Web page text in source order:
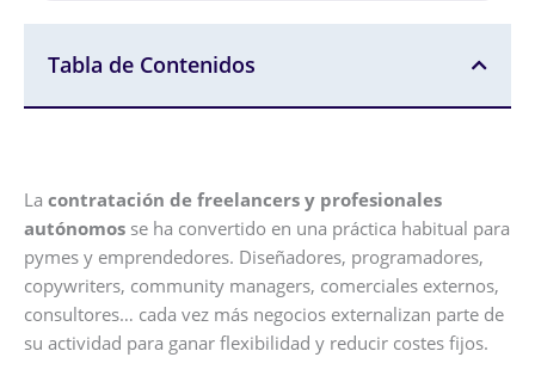
Tabla de Contenidos
La contratación de freelancers y profesionales
autónomos se ha convertido en una práctica habitual para
pymes y emprendedores. Diseñadores, programadores,
copywriters, community managers, comerciales externos,
consultores… cada vez más negocios externalizan parte de
su actividad para ganar flexibilidad y reducir costes fijos.